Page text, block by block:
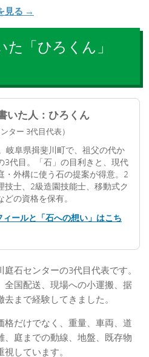
見る →
「ひろくん」
いた人：ひろくん
ター 3代目代表）
岐阜県揖斐川町で、祖父の代か
3代目。「石」の目利きと、現代
・外構に使う石の提案が得意。2
技士、2級造園技能士、移動式ク
どの資格を保有。
ィールと「石への想い」はこち
石センターの3代目代表です。
全国配送、現場への小運搬、据
まで経験してきました。
格だけでなく、重量、車両、道
、庭までの動線、地盤、既存物
しています。